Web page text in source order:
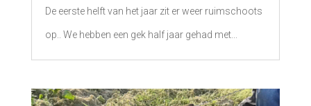
De eerste helft van het jaar zit er weer ruimschoots
op.. We hebben een gek half jaar gehad met...